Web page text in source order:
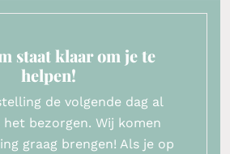
staat klaar om je te
helpen!
de volgende dag al
bezorgen. Wij komen
graag brengen! Als je op